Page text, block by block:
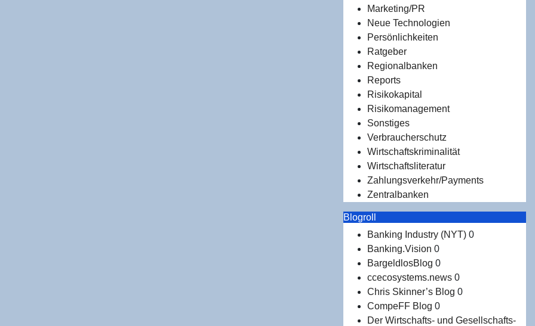
Marketing/PR
Neue Technologien
Persönlichkeiten
Ratgeber
Regionalbanken
Reports
Risikokapital
Risikomanagement
Sonstiges
Verbraucherschutz
Wirtschaftskriminalität
Wirtschaftsliteratur
Zahlungsverkehr/Payments
Zentralbanken
Blogroll
Banking Industry (NYT) 0
Banking.Vision 0
BargeldlosBlog 0
ccecosystems.news 0
Chris Skinner’s Blog 0
CompeFF Blog 0
Der Wirtschafts- und Gesellschafts-